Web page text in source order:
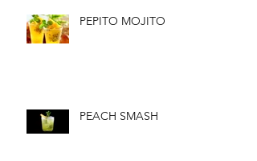
PEPITO MOJITO
PEACH SMASH